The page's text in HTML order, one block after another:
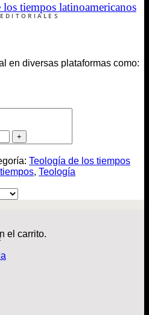
el carrito.
tiempos latinoamericanos
en diversas plataformas como:
Teología de los tiempos
, Teología